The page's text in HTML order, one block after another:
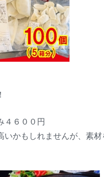
４６００円
いかもしれませんが、素